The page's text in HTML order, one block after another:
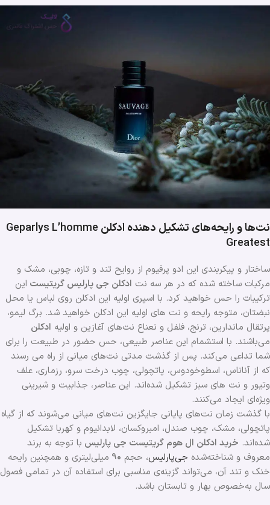
نت‌ها و رایحه‌های تشکیل دهنده ادکلنGeparlys L’homme
Greatest
ساختار و پیکربندی این ادو پرفیوم از روایح تند و تازه، چوبی، مشک و
مرکبات ساخته شده که در هر سه نت ادکلن جی پارلیس گریتیست این
ترکیبات را حس خواهید کرد. با اسپری اولیه این ادکلن روی لباس یا محل
نبضتان، متوجه رایحه و نت های اولیه این ادکلن خواهید شد. برگ لیمو،
پرتقال ماندارین، ترنج، فلفل و نعناع نت‌های آغازین و اولیه ادکلن
می‌باشند. با استشمام این عناصر طبیعی، حس حضور در طبیعت را برای
شما تداعی می‌کند. پس از گذشت مدتی نت‌های میانی از راه می رسند
که از آناناس، اسطوخودوس، پاتچولی، چوب درخت سرو، رزماری، علف
وتیور و نت های سبز تشکیل شده‌اند. این عناصر، جذابیت و شیرینی
ویژه‌ای ایجاد می‌کنند.
با گذشت زمان نت‌های پایانی جایگزین نت‌های میانی می‌شوند که از گیاه
پاتچولی، مشک، چوب صندل، امبروکسان، لابدانیوم و کهربا تشکیل
شده‌اند. خرید ادکلن ال هوم گریتیست جی پارلیس با توجه به برند
معروف و شناخته‌شده جی‌پارلیس، حجم 90 میلی‌لیتری و همچنین رایحه
خنک و تند آن، می‌تواند گزینه‌ی مناسبی برای استفاده آن در تمامی فصول
سال به‌خصوص بهار و تابستان باشد.